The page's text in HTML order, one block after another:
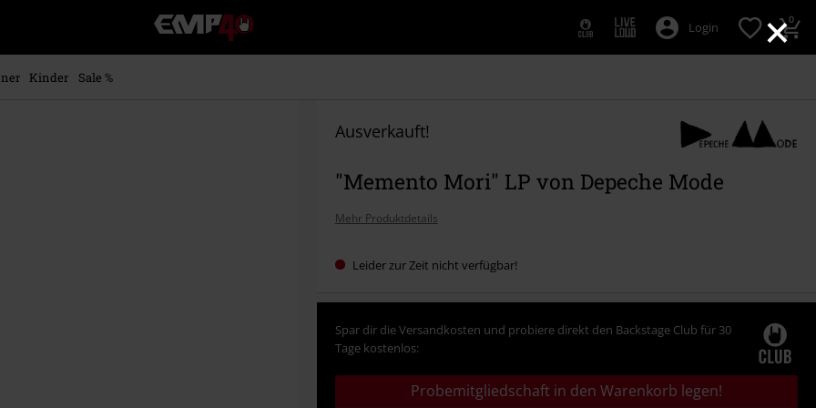
×
EMP
Merchandise
-
Login 0
Kinder
Sale %
Ausverkauft!
"Memento Mori" LP von Depeche Mode
Mehr Produktdetails
Leider zur Zeit nicht verfügbar!
Spar dir die Versandkosten und probiere direkt den Backstage Club für 30
Tage kostenlos:
Probemitgliedschaft in den Warenkorb legen!